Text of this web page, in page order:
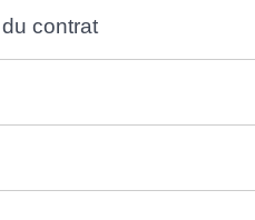
contrat